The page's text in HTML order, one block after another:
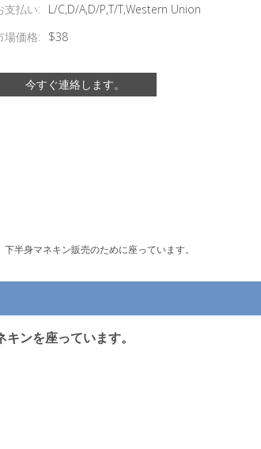
支払い:
L/C,D/A,D/P,T/T,Western Union
場価格:
$38
今すぐ連絡します。
下半身マネキン販売のために座っています。
ンを座っています。